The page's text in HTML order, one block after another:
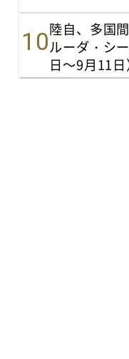
陸自、多国
ルーダ・シ
日～9月11日